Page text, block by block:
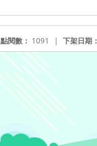
下架日期：
點閱數： 1091 |